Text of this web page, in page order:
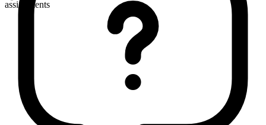
assignments